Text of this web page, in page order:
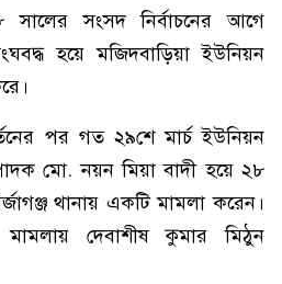
সালের সংসদ নির্বাচনের আগে
হয়ে মজিদবাড়িয়া ইউনিয়ন
পর গত ২৯শে মার্চ ইউনিয়ন
মো. নয়ন মিয়া বাদী হয়ে ২৮
থানায় একটি মামলা করেন।
দেবাশীষ কুমার মিঠুন